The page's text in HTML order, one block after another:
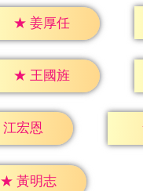
★ 姜厚任
★ 王國旌
江宏恩
★ 黃明志